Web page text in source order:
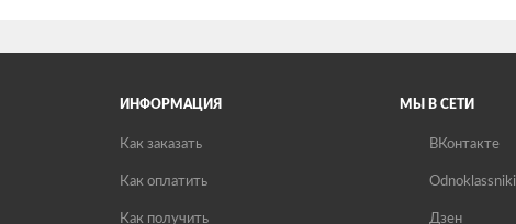
ИНФОРМАЦИЯ
Как заказать
Как оплатить
Как получить
МЫ В СЕТИ
ВКонтакте
Odnoklassniki
Дзен